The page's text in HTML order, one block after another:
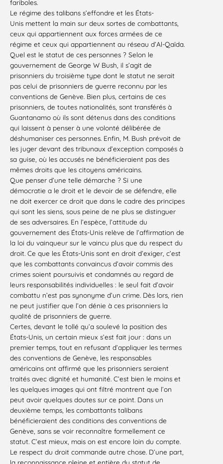
fariboles.
Le régime des talibans s’effondre et les États-
Unis mettent la main sur deux sortes de combattants,
ceux qui appartiennent aux forces armées de ce
régime et ceux qui appartiennent au réseau d’Al-Qaïda.
Quel est le statut de ces personnes ? Selon le
gouvernement de George W Bush, il s’agit de
prisonniers du troisième type dont le statut ne serait
pas celui de prisonniers de guerre reconnu par les
conventions de Genève. Bien plus, certains de ces
prisonniers, de toutes nationalités, sont transférés à
Guantanamo où ils sont détenus dans des conditions
qui laissent à penser à une volonté délibérée de
déshumaniser ces personnes. Enfin, M. Bush prévoit de
les juger devant des tribunaux d’exception composés à
sa guise, où les accusés ne bénéficieraient pas des
mêmes droits que les citoyens américains.
Que penser d’une telle démarche ? Si une
démocratie a le droit et le devoir de se défendre, elle
ne doit exercer ce droit que dans le cadre des principes
qui sont les siens, sous peine de ne plus se distinguer
de ses adversaires. En l’espèce, l’attitude du
gouvernement des États-Unis relève de l’affirmation de
la loi du vainqueur sur le vaincu plus que du respect du
droit. Ce que les États-Unis sont en droit d’exiger, c’est
que les combattants convaincus d’avoir commis des
crimes soient poursuivis et condamnés au regard de
leurs responsabilités individuelles : le seul fait d’avoir
combattu n’est pas synonyme d’un crime. Dès lors, rien
ne peut justifier que l’on dénie à ces prisonniers la
qualité de prisonniers de guerre.
Certes, devant le tollé qu’a soulevé la position des
États-Unis , un certain mieux s’est fait jour : dans un
premier temps, tout en refusant d’appliquer les termes
des conventions de Genève, les responsables
américains ont affirmé que les prisonniers seraient
traités avec dignité et humanité. C’est bien le moins et
les quelques images qui ont filtré montrent que l’on
peut avoir quelques doutes sur ce point. Dans un
deuxième temps, les combattants talibans
bénéficieraient des conditions des conventions de
Genève, sans se voir reconnaître formellement ce
statut. C’est mieux, mais on est encore loin du compte.
Le respect du droit commande autre chose. D’une part,